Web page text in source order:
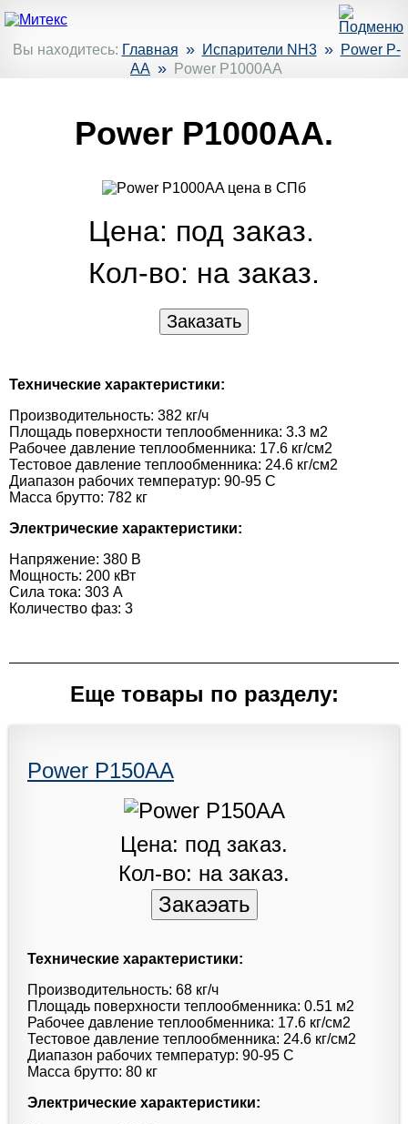
Вы находитесь: Главная » Испарители NH3 » Power P-
AA » Power P1000AA
Power P1000AA.
Цена: под заказ.
Кол-во: на заказ.
Технические характеристики:
Производительность: 382 кг/ч
Площадь поверхности теплообменника: 3.3 м2
Рабочее давление теплообменника: 17.6 кг/см2
Тестовое давление теплообменника: 24.6 кг/см2
Диапазон рабочих температур: 90-95 C
Масса брутто: 782 кг
Электрические характеристики:
Напряжение: 380 В
Мощность: 200 кВт
Сила тока: 303 А
Количество фаз: 3
Еще товары по разделу:
Power P150AA
Цена: под заказ.
Кол-во: на заказ.
Технические характеристики:
Производительность: 68 кг/ч
Площадь поверхности теплообменника: 0.51 м2
Рабочее давление теплообменника: 17.6 кг/см2
Тестовое давление теплообменника: 24.6 кг/см2
Диапазон рабочих температур: 90-95 C
Масса брутто: 80 кг
Электрические характеристики: